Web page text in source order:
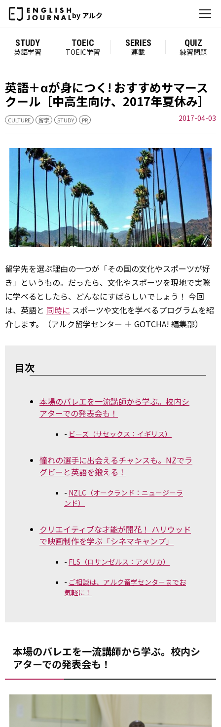
by アルク
STUDY
英語学習
TOEIC
TOEIC学習
SERIES
連載
QUIZ
練習問題
英語＋αが身につく! おすすめサマース
クール［中高生向け、2017年夏休み］
CULTURE 留学 STUDY PR 2017-04-03
留学先を選ぶ理由の一つが「その国の文化やスポーツが好
き」というもの。だったら、文化やスポーツを現地で実際
に学べるとしたら、どんなにすばらしいでしょう！ 今回
は、英語と 同時に スポーツや文化を学べるプログラムを紹
介します。（アルク留学センター ＋ GOTCHA! 編集部）
目次
本場のバレエを一流講師から学ぶ。校内シ
アターでの発表会も！
ビーズ（サセックス：イギリス）
憧れの選手に出会えるチャンスも。NZでラ
グビーと英語を鍛える！
NZLC（オークランド：ニュージーラ
ンド）
クリエイティブな才能が開花！ ハリウッド
で映画制作を学ぶ「シネマキャンプ」
FLS（ロサンゼルス：アメリカ）
ご相談は、アルク留学センターまでお
気軽に！
本場のバレエを一流講師から学ぶ。校内シ
アターでの発表会も！